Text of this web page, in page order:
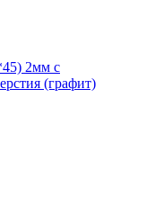
2мм с
(графит)